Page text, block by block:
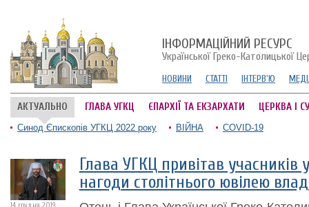
ІНФОРМАЦІЙНИЙ РЕСУРС
Української Греко-Католицької
НОВИНИ СТАТТІ ІНТЕРВ'Ю
АКТУАЛЬНО ГЛАВА УГКЦ ЄПАРХІЇ ТА ЕКЗАРХАТИ ЦЕРКВА І
Синод Єпископів УГКЦ 2022 року ВІЙНА COVID-19
Глава УГКЦ привітав учасників
нагоди столітнього ювілею